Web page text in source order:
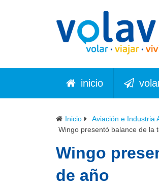
inicio
Inicio Aviación e Industria
Wingo presentó balance de la
Wingo
de año